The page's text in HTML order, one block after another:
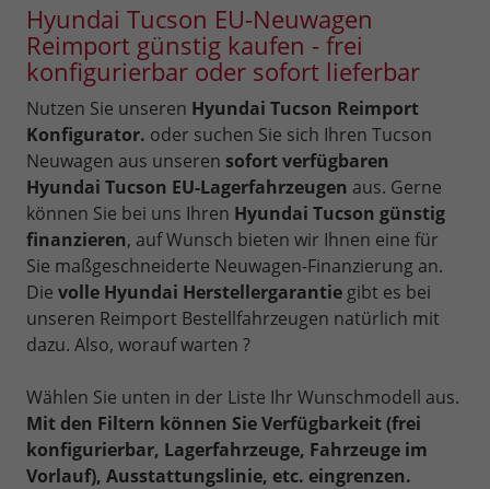
Hyundai Tucson EU-Neuwagen
Reimport günstig kaufen - frei
konfigurierbar oder sofort lieferbar
Nutzen Sie unseren Hyundai Tucson Reimport
Konfigurator. oder suchen Sie sich Ihren Tucson
Neuwagen aus unseren sofort verfügbaren
Hyundai Tucson EU-Lagerfahrzeugen aus. Gerne
können Sie bei uns Ihren Hyundai Tucson günstig
finanzieren, auf Wunsch bieten wir Ihnen eine für
Sie maßgeschneiderte Neuwagen-Finanzierung an.
Die volle Hyundai Herstellergarantie gibt es bei
unseren Reimport Bestellfahrzeugen natürlich mit
dazu. Also, worauf warten ?
Wählen Sie unten in der Liste Ihr Wunschmodell aus.
Mit den Filtern können Sie Verfügbarkeit (frei
konfigurierbar, Lagerfahrzeuge, Fahrzeuge im
Vorlauf), Ausstattungslinie, etc. eingrenzen.